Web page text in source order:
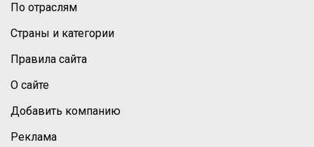
По отраслям
Страны и категории
Правила сайта
О сайте
Добавить компанию
Реклама